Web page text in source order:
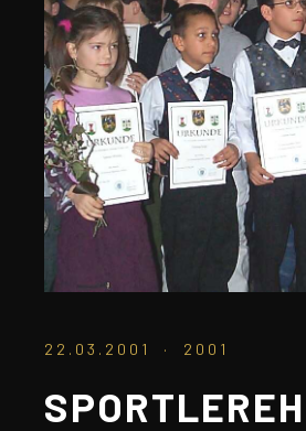
22.03.2001 · 2001